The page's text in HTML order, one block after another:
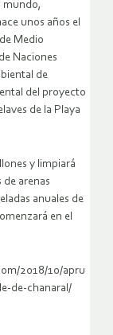
mundo,
unos años el
Medio
Naciones
de
del proyecto
de la Playa
y limpiará
arenas
anuales de
en el
2018/10/apru
de-chanaral/